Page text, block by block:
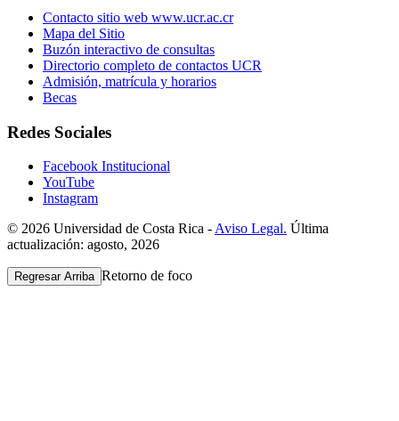
Contacto sitio web www.ucr.ac.cr
Mapa del Sitio
Buzón interactivo de consultas
Directorio completo de contactos UCR
Admisión, matrícula y horarios
Becas
Redes Sociales
Facebook Institucional
YouTube
Instagram
© 2026 Universidad de Costa Rica - Aviso Legal. Última
actualización: agosto, 2026
Regresar Arriba Retorno de foco